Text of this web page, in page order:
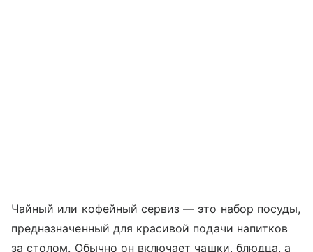
Чайный или кофейный сервиз — это набор посуды,
предназначенный для красивой подачи напитков
за столом. Обычно он включает чашки, блюдца, а